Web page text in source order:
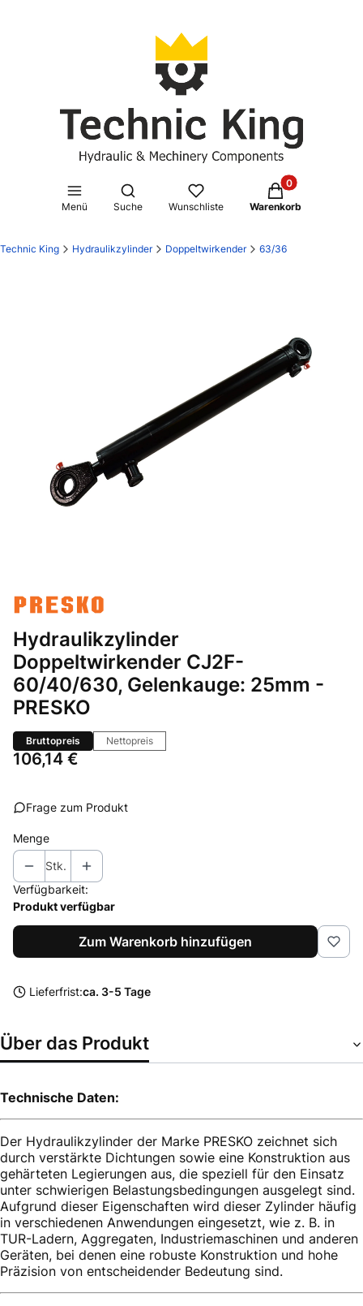
Menü
Suchmaschine öffnen
Suche Wunschliste
Produkte im
Warenkorb
Technic King Hydraulikzylinder Doppeltwirkender 63/36
Hydraulikzylinder
Doppeltwirkender CJ2F-
60/40/630, Gelenkauge: 25mm -
PRESKO
Bruttopreis Nettopreis
Preis
106,14 €
Frage zum Produkt
Menge
Stk.
Verfügbarkeit:
Produkt verfügbar
Zum Warenkorb hinzufügen
Lieferfrist:ca. 3-5 Tage
Über das Produkt
Technische Daten:
Der Hydraulikzylinder der Marke PRESKO zeichnet sich
durch verstärkte Dichtungen sowie eine Konstruktion aus
gehärteten Legierungen aus, die speziell für den Einsatz
unter schwierigen Belastungsbedingungen ausgelegt sind.
Aufgrund dieser Eigenschaften wird dieser Zylinder häufig
in verschiedenen Anwendungen eingesetzt, wie z. B. in
TUR-Ladern, Aggregaten, Industriemaschinen und anderen
Geräten, bei denen eine robuste Konstruktion und hohe
Präzision von entscheidender Bedeutung sind.